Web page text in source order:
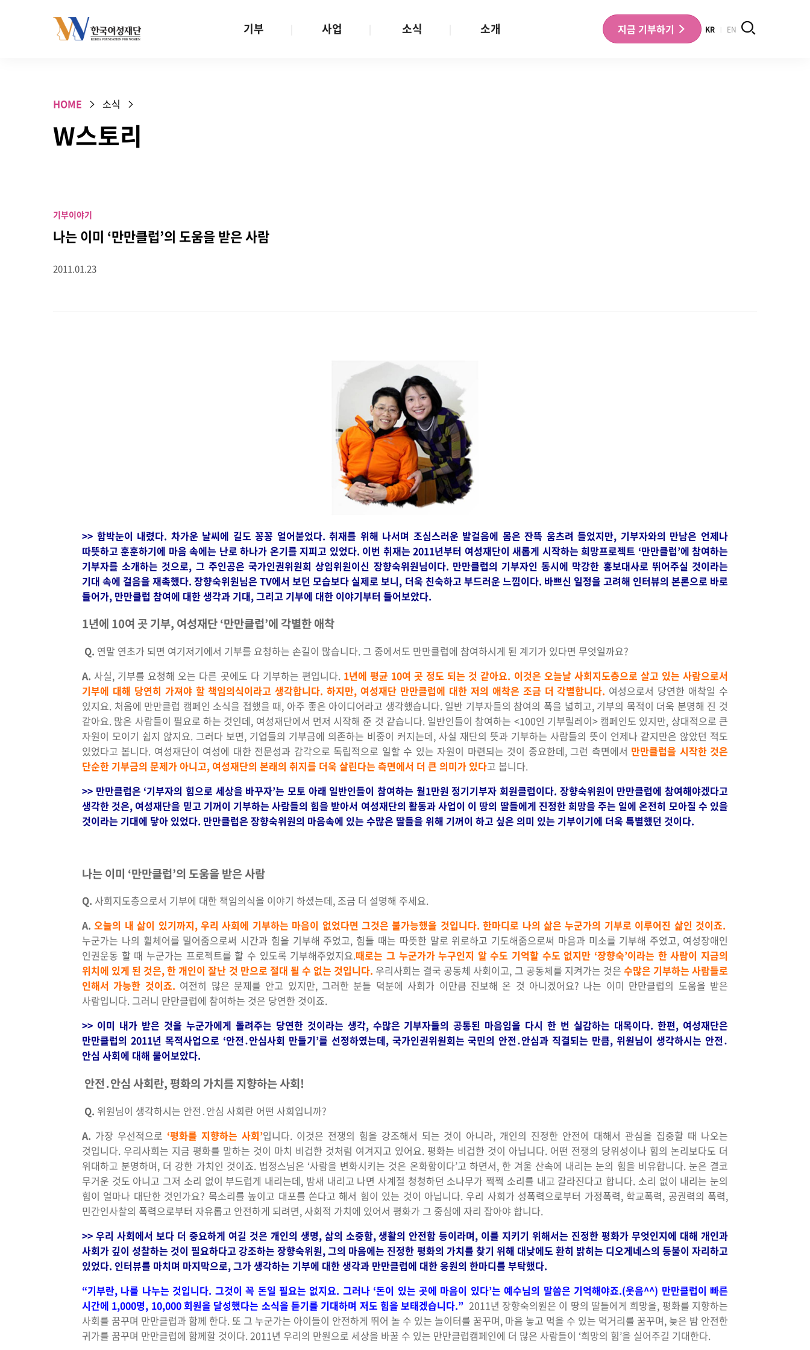
기부 사업 소식 소개 지금 기부하기 KR EN
HOME 소식
W스토리
기부이야기
나는 이미 ‘만만클럽’의 도움을 받은 사람
2011.01.23
>> 함박눈이 내렸다. 차가운 날씨에 길도 꽁꽁 얼어붙었다. 취재를 위해 나서며 조심스러운 발걸음에 몸은 잔뜩 움츠려 들었지만, 기부자와의 만남은 언제나
따뜻하고 훈훈하기에 마음 속에는 난로 하나가 온기를 지피고 있었다. 이번 취재는 2011년부터 여성재단이 새롭게 시작하는 희망프로젝트 ‘만만클럽’에 참여하는
기부자를 소개하는 것으로, 그 주인공은 국가인권위원회 상임위원이신 장향숙위원님이다. 만만클럽의 기부자인 동시에 막강한 홍보대사로 뛰어주실 것이라는
기대 속에 걸음을 재촉했다. 장향숙위원님은 TV에서 보던 모습보다 실제로 보니, 더욱 친숙하고 부드러운 느낌이다. 바쁘신 일정을 고려해 인터뷰의 본론으로 바로
들어가, 만만클럽 참여에 대한 생각과 기대, 그리고 기부에 대한 이야기부터 들어보았다.
1년에 10여 곳 기부, 여성재단 ‘만만클럽’에 각별한 애착
Q. 연말 연초가 되면 여기저기에서 기부를 요청하는 손길이 많습니다. 그 중에서도 만만클럽에 참여하시게 된 계기가 있다면 무엇일까요?
A. 사실, 기부를 요청해 오는 다른 곳에도 다 기부하는 편입니다. 1년에 평균 10여 곳 정도 되는 것 같아요. 이것은 오늘날 사회지도층으로 살고 있는 사람으로서
기부에 대해 당연히 가져야 할 책임의식이라고 생각합니다. 하지만, 여성재단 만만클럽에 대한 저의 애착은 조금 더 각별합니다. 여성으로서 당연한 애착일 수
있지요. 처음에 만만클럽 캠페인 소식을 접했을 때, 아주 좋은 아이디어라고 생각했습니다. 일반 기부자들의 참여의 폭을 넓히고, 기부의 목적이 더욱 분명해 진 것
같아요. 많은 사람들이 필요로 하는 것인데, 여성재단에서 먼저 시작해 준 것 같습니다. 일반인들이 참여하는 <100인 기부릴레이> 캠페인도 있지만, 상대적으로 큰
자원이 모이기 쉽지 않지요. 그러다 보면, 기업들의 기부금에 의존하는 비중이 커지는데, 사실 재단의 뜻과 기부하는 사람들의 뜻이 언제나 같지만은 않았던 적도
있었다고 봅니다. 여성재단이 여성에 대한 전문성과 감각으로 독립적으로 일할 수 있는 자원이 마련되는 것이 중요한데, 그런 측면에서 만만클럽을 시작한 것은
단순한 기부금의 문제가 아니고, 여성재단의 본래의 취지를 더욱 살린다는 측면에서 더 큰 의미가 있다고 봅니다.
>> 만만클럽은 ‘기부자의 힘으로 세상을 바꾸자’는 모토 아래 일반인들이 참여하는 월1만원 정기기부자 회원클럽이다. 장향숙위원이 만만클럽에 참여해야겠다고
생각한 것은, 여성재단을 믿고 기꺼이 기부하는 사람들의 힘을 받아서 여성재단의 활동과 사업이 이 땅의 딸들에게 진정한 희망을 주는 일에 온전히 모아질 수 있을
것이라는 기대에 닿아 있었다. 만만클럽은 장향숙위원의 마음속에 있는 수많은 딸들을 위해 기꺼이 하고 싶은 의미 있는 기부이기에 더욱 특별했던 것이다.
나는 이미 ‘만만클럽’의 도움을 받은 사람
Q. 사회지도층으로서 기부에 대한 책임의식을 이야기 하셨는데, 조금 더 설명해 주세요.
A. 오늘의 내 삶이 있기까지, 우리 사회에 기부하는 마음이 없었다면 그것은 불가능했을 것입니다. 한마디로 나의 삶은 누군가의 기부로 이루어진 삶인 것이죠.
누군가는 나의 휠체어를 밀어줌으로써 시간과 힘을 기부해 주었고, 힘들 때는 따뜻한 말로 위로하고 기도해줌으로써 마음과 미소를 기부해 주었고, 여성장애인
인권운동 할 때 누군가는 프로젝트를 할 수 있도록 기부해주었지요.때로는 그 누군가가 누구인지 알 수도 기억할 수도 없지만 ‘장향숙’이라는 한 사람이 지금의
위치에 있게 된 것은, 한 개인이 잘난 것 만으로 절대 될 수 없는 것입니다. 우리사회는 결국 공동체 사회이고, 그 공동체를 지켜가는 것은 수많은 기부하는 사람들로
인해서 가능한 것이죠. 여전히 많은 문제를 안고 있지만, 그러한 분들 덕분에 사회가 이만큼 진보해 온 것 아니겠어요? 나는 이미 만만클럽의 도움을 받은
사람입니다. 그러니 만만클럽에 참여하는 것은 당연한 것이죠.
>> 이미 내가 받은 것을 누군가에게 돌려주는 당연한 것이라는 생각, 수많은 기부자들의 공통된 마음임을 다시 한 번 실감하는 대목이다. 한편, 여성재단은
만만클럽의 2011년 목적사업으로 ‘안전․안심사회 만들기’를 선정하였는데, 국가인권위원회는 국민의 안전․안심과 직결되는 만큼, 위원님이 생각하시는 안전․
안심 사회에 대해 물어보았다.
안전․안심 사회란, 평화의 가치를 지향하는 사회!
Q. 위원님이 생각하시는 안전․안심 사회란 어떤 사회입니까?
A. 가장 우선적으로 ‘평화를 지향하는 사회’입니다. 이것은 전쟁의 힘을 강조해서 되는 것이 아니라, 개인의 진정한 안전에 대해서 관심을 집중할 때 나오는
것입니다. 우리사회는 지금 평화를 말하는 것이 마치 비겁한 것처럼 여겨지고 있어요. 평화는 비겁한 것이 아닙니다. 어떤 전쟁의 당위성이나 힘의 논리보다도 더
위대하고 분명하며, 더 강한 가치인 것이죠. 법정스님은 ‘사람을 변화시키는 것은 온화함이다’고 하면서, 한 겨울 산속에 내리는 눈의 힘을 비유합니다. 눈은 결코
무거운 것도 아니고 그저 소리 없이 부드럽게 내리는데, 밤새 내리고 나면 사계절 청청하던 소나무가 쩍쩍 소리를 내고 갈라진다고 합니다. 소리 없이 내리는 눈의
힘이 얼마나 대단한 것인가요? 목소리를 높이고 대포를 쏜다고 해서 힘이 있는 것이 아닙니다. 우리 사회가 성폭력으로부터 가정폭력, 학교폭력, 공권력의 폭력,
민간인사찰의 폭력으로부터 자유롭고 안전하게 되려면, 사회적 가치에 있어서 평화가 그 중심에 자리 잡아야 합니다.
>> 우리 사회에서 보다 더 중요하게 여길 것은 개인의 생명, 삶의 소중함, 생활의 안전함 등이라며, 이를 지키기 위해서는 진정한 평화가 무엇인지에 대해 개인과
사회가 깊이 성찰하는 것이 필요하다고 강조하는 장향숙위원, 그의 마음에는 진정한 평화의 가치를 찾기 위해 대낮에도 환히 밝히는 디오게네스의 등불이 자리하고
있었다. 인터뷰를 마치며 마지막으로, 그가 생각하는 기부에 대한 생각과 만만클럽에 대한 응원의 한마디를 부탁했다.
“기부란, 나를 나누는 것입니다. 그것이 꼭 돈일 필요는 없지요. 그러나 ‘돈이 있는 곳에 마음이 있다’는 예수님의 말씀은 기억해야죠.(웃음^^) 만만클럽이 빠른
시간에 1,000명, 10,000 회원을 달성했다는 소식을 듣기를 기대하며 저도 힘을 보태겠습니다.” 2011년 장향숙의원은 이 땅의 딸들에게 희망을, 평화를 지향하는
사회를 꿈꾸며 만만클럽과 함께 한다. 또 그 누군가는 아이들이 안전하게 뛰어 놀 수 있는 놀이터를 꿈꾸며, 마음 놓고 먹을 수 있는 먹거리를 꿈꾸며, 늦은 밤 안전한
귀가를 꿈꾸며 만만클럽에 함께할 것이다. 2011년 우리의 만원으로 세상을 바꿀 수 있는 만만클럽캠페인에 더 많은 사람들이 ‘희망의 힘’을 실어주길 기대한다.